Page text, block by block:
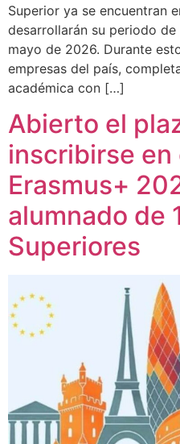
Superior ya se encuentran
desarrollarán su periodo
mayo de 2026. Durante
empresas del país,
académica con […]
Abierto el
inscribirse en
Erasmus+
alumnado de
Superiores